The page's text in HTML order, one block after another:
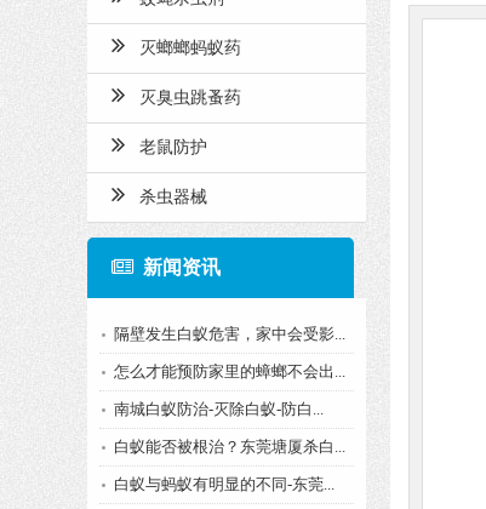
灭螂螂蚂蚁药
灭臭虫跳蚤药
老鼠防护
杀虫器械
新闻资讯
隔壁发生白蚁危害，家中会受影...
怎么才能预防家里的蟑螂不会出...
南城白蚁防治-灭除白蚁-防白...
白蚁能否被根治？东莞塘厦杀白...
白蚁与蚂蚁有明显的不同-东莞...